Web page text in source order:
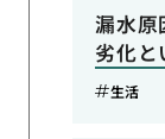
漏水原
劣化
生活